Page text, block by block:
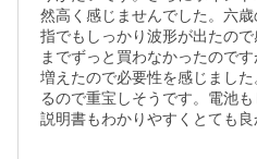
然高く感じませんでした。六
指でもしっかり波形が出たの
までずっと買わなかったので
増えたので必要性を感じまし
るので重宝しそうです。電池も
説明書もわかりやすくとても良